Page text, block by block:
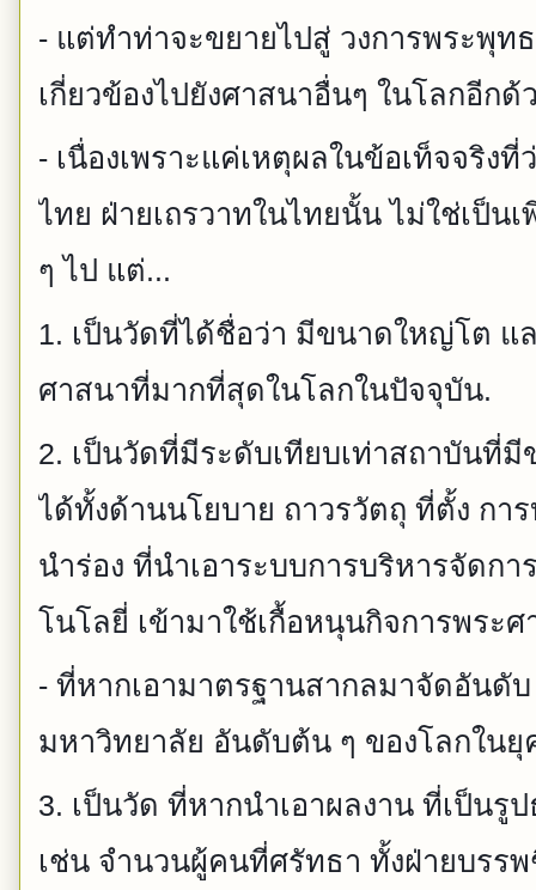
- แต่ทำท่าจะขยายไปสู่ วงการพระพุท
เกี่ยวข้องไปยังศาสนาอื่นๆ ในโลกอีกด้
- เนื่องเพราะแค่เหตุผลในข้อเท็จจริ
ไทย ฝ่ายเถรวาทในไทยนั้น ไม่ใช่เป็น
ๆ ไป แต่...
1. เป็นวัดที่ได้ชื่อว่า มีขนาดใหญ่โต แ
ศาสนาที่มากที่สุดในโลกในปัจจุบัน.
2. เป็นวัดที่มีระดับเทียบเท่าสถาบันที่
ได้ทั้งด้านนโยบาย ถาวรวัตถุ ที่ตั้ง กา
นำร่อง ที่นำเอาระบบการบริหารจัดก
โนโลยี่ เข้ามาใช้เกื้อหนุนกิจการพระ
- ที่หากเอามาตรฐานสากลมาจัดอันดั
มหาวิทยาลัย อันดับต้น ๆ ของโลกใน
3. เป็นวัด ที่หากนำเอาผลงาน ที่เป็น
เช่น จำนวนผู้คนที่ศรัทธา ทั้งฝ่ายบรร